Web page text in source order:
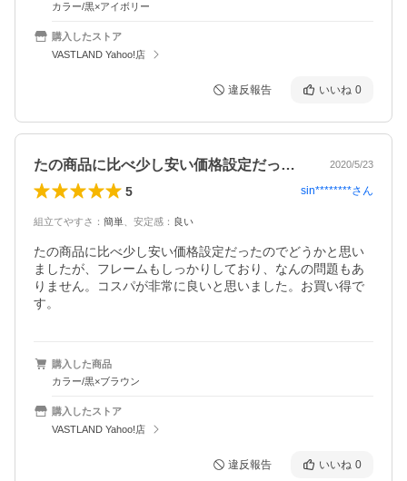
カラー/黒×アイボリー
購入したストア
VASTLAND Yahoo!店
違反報告 いいね 0
たの商品に比べ少し安い価格設定だったの… 2020/5/23
5 sin********さん
組立てやすさ ： 簡単 安定感 ： 良い
たの商品に比べ少し安い価格設定だったのでどうかと思い
ましたが、フレームもしっかりしており、なんの問題もあ
りません。コスパが非常に良いと思いました。お買い得で
す。
購入した商品
カラー/黒×ブラウン
購入したストア
VASTLAND Yahoo!店
違反報告 いいね 0